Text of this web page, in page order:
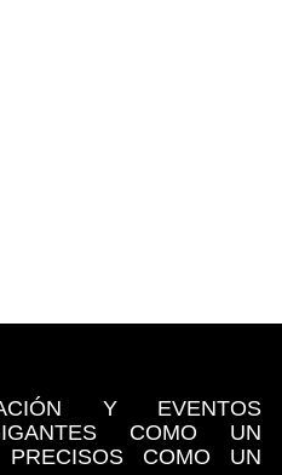
Y EVENTOS
COMO UN
COMO UN